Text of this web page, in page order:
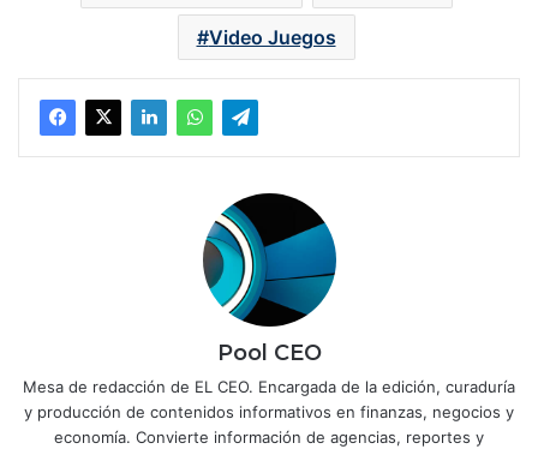
Video Juegos
Pool CEO
Mesa de redacción de EL CEO. Encargada de la edición, curaduría
y producción de contenidos informativos en finanzas, negocios y
economía. Convierte información de agencias, reportes y